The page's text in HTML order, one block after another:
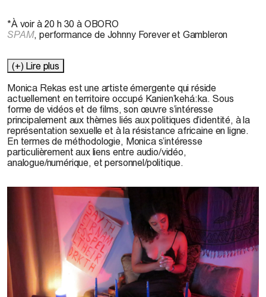
*À voir à 20 h 30 à OBORO
SPAM, performance de Johnny Forever et Gambleron
(+) Lire plus
Monica Rekas est une artiste émergente qui réside
actuellement en territoire occupé Kanien’kehá:ka. Sous
forme de vidéos et de films, son œuvre s’intéresse
principalement aux thèmes liés aux politiques d’identité, à la
représentation sexuelle et à la résistance africaine en ligne.
En termes de méthodologie, Monica s’intéresse
particulièrement aux liens entre audio/vidéo,
analogue/numérique, et personnel/politique.